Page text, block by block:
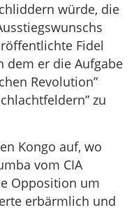
würde, die
Fidel
dem er die Aufgabe
Revolution”
zu
Kongo auf, wo
vom CIA
Opposition um
erbärmlich und